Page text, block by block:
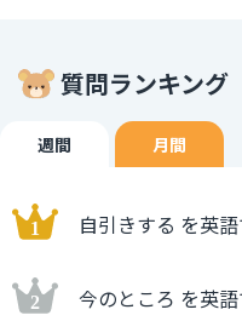
質問ランキング
週間 月間
自引きする を英
今のところ を英